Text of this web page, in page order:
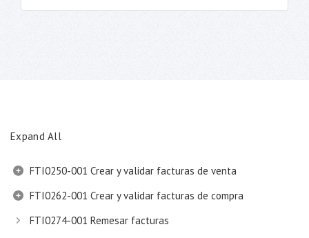
Expand All
FTI0250-001 Crear y validar facturas de venta
FTI0262-001 Crear y validar facturas de compra
FTI0274-001 Remesar facturas